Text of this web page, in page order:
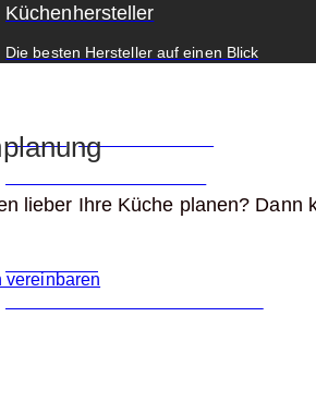
Küchenhersteller
Die besten Hersteller auf einen Blick
Elektrogeräte Hersteller
lieber Ihre Küche planen? Dann
vereinbaren